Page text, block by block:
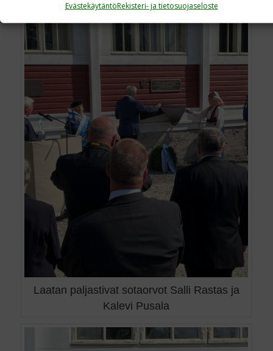
EvästekäytäntöRekisteri- ja tietosuojaseloste
Laatan paljastivat sotaorvot Salli Rastas ja
Kalevi Pusala